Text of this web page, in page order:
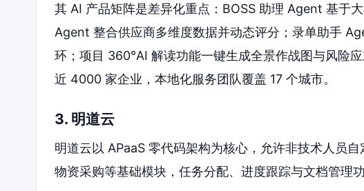
其 AI 产品矩阵是差异化重点：BOSS 助理 Agent 基于
Agent 整合供应商多维度数据并动态评分；录单助手
环；项目 360°AI 解读功能一键生成全景作战图与风险
近 4000 家企业，本地化服务团队覆盖 17 个城市。
3. 明道云
明道云以 APaaS 零代码架构为核心，允许非技术人员
物资采购等基础模块，任务分配、进度跟踪与文档管理